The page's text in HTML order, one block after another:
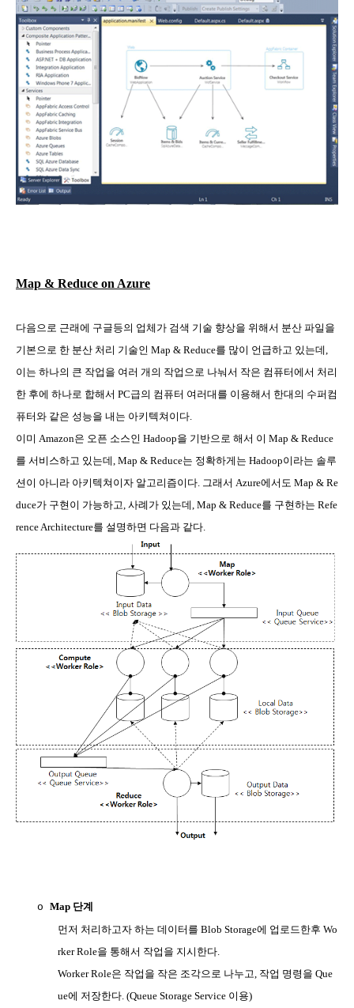
Map & Reduce on Azure
다음으로 근래에 구글등의 업체가 검색 기술 향상을 위해서 분산 파일을
기본으로 한 분산 처리 기술인 Map & Reduce를 많이 언급하고 있는데,
이는 하나의 큰 작업을 여러 개의 작업으로 나눠서 작은 컴퓨터에서 처리
한 후에 하나로 합해서 PC급의 컴퓨터 여러대를 이용해서 한대의 수퍼컴
퓨터와 같은 성능을 내는 아키텍쳐이다.
이미 Amazon은 오픈 소스인 Hadoop을 기반으로 해서 이 Map & Reduce
를 서비스하고 있는데, Map & Reduce는 정확하게는 Hadoop이라는 솔루
션이 아니라 아키텍쳐이자 알고리즘이다. 그래서 Azure에서도 Map & Re
duce가 구현이 가능하고, 사례가 있는데, Map & Reduce를 구현하는 Refe
rence Architecture를 설명하면 다음과 같다.
o Map 단계
먼저 처리하고자 하는 데이터를 Blob Storage에 업로드한후 Wo
rker Role을 통해서 작업을 지시한다
Worker Role은 작업을 작은 조각으로 나누고 작업 명령을 Que
ue에 저장한다 . (Queue Storage Service 이용)